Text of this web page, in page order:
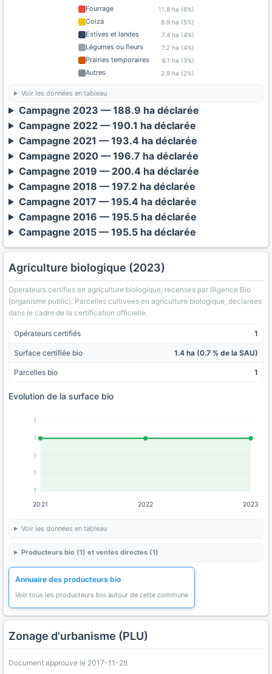
Fourrage 11.8 ha (6%)
Colza 8.9 ha (5%)
Estives et landes 7.4 ha (4%)
Légumes ou fleurs 7.2 ha (4%)
Prairies temporaires 6.1 ha (3%)
Autres 2.9 ha (2%)
Voir les données en tableau
Campagne 2023 — 188.9 ha déclarée
Campagne 2022 — 190.1 ha déclarée
Campagne 2021 — 193.4 ha déclarée
Campagne 2020 — 196.7 ha déclarée
Campagne 2019 — 200.4 ha déclarée
Campagne 2018 — 197.2 ha déclarée
Campagne 2017 — 195.4 ha déclarée
Campagne 2016 — 195.5 ha déclarée
Campagne 2015 — 195.5 ha déclarée
Agriculture biologique (2023)
Operateurs certifies en agriculture biologique, recenses par l’Agence Bio
(organisme public). Parcelles cultivees en agriculture biologique, declarees
dans le cadre de la certification officielle.
Opérateurs certifiés 1
Surface certifiée bio 1.4 ha (0.7 % de la SAU)
Parcelles bio 1
Evolution de la surface bio
1
1
1
1
1
2021 2022 2023
Voir les données en tableau
Producteurs bio (1) et ventes directes (1)
Annuaire des producteurs bio
Voir tous les producteurs bio autour de cette commune
Zonage d'urbanisme (PLU)
Document approuve le 2017-11-28